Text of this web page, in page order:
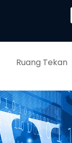
Ruang Tekan